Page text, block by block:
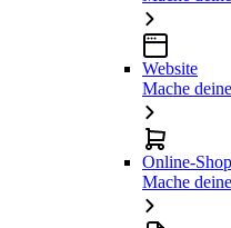
Website
Mache
Online-Shop
Mache